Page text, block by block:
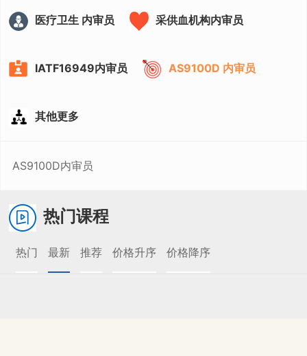
医疗卫生 内审员 采供血机构内审员
IATF16949内审员 AS9100D 内审员
其他更多
AS9100D内审员
热门课程
热门 最新 推荐 价格升序 价格降序